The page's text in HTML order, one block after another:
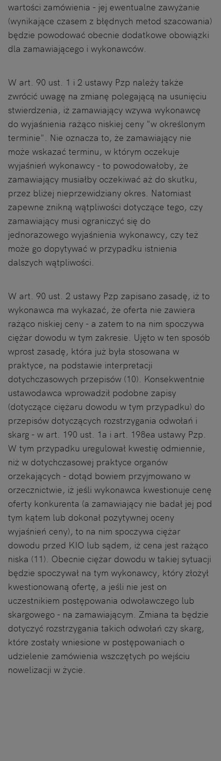
wartości zamówienia - jej ewentualne zawyżanie
(wynikające czasem z błędnych metod szacowania)
będzie powodować obecnie dodatkowe obowiązki
dla zamawiającego i wykonawców.
W art. 90 ust. 1 i 2 ustawy Pzp należy także
zwrócić uwagę na zmianę polegającą na usunięciu
stwierdzenia, iż zamawiający wzywa wykonawcę
do wyjaśnienia rażąco niskiej ceny "w określonym
terminie". Nie oznacza to, że zamawiający nie
może wskazać terminu, w którym oczekuje
wyjaśnień wykonawcy - to powodowałoby, że
zamawiający musiałby oczekiwać aż do skutku,
przez bliżej nieprzewidziany okres. Natomiast
zapewne znikną wątpliwości dotyczące tego, czy
zamawiający musi ograniczyć się do
jednorazowego wyjaśnienia wykonawcy, czy też
może go dopytywać w przypadku istnienia
dalszych wątpliwości.
W art. 90 ust. 2 ustawy Pzp zapisano zasadę, iż to
wykonawca ma wykazać, że oferta nie zawiera
rażąco niskiej ceny - a zatem to na nim spoczywa
ciężar dowodu w tym zakresie. Ujęto w ten sposób
wprost zasadę, która już była stosowana w
praktyce, na podstawie interpretacji
dotychczasowych przepisów (10). Konsekwentnie
ustawodawca wprowadził podobne zapisy
(dotyczące ciężaru dowodu w tym przypadku) do
przepisów dotyczących rozstrzygania odwołań i
skarg - w art. 190 ust. 1a i art. 198ea ustawy Pzp.
W tym przypadku uregulował kwestię odmiennie,
niż w dotychczasowej praktyce organów
orzekających - dotąd bowiem przyjmowano w
orzecznictwie, iż jeśli wykonawca kwestionuje cenę
oferty konkurenta (a zamawiający nie badał jej pod
tym kątem lub dokonał pozytywnej oceny
wyjaśnień ceny), to na nim spoczywa ciężar
dowodu przed KIO lub sądem, iż cena jest rażąco
niska (11). Obecnie ciężar dowodu w takiej sytuacji
będzie spoczywał na tym wykonawcy, który złożył
kwestionowaną ofertę, a jeśli nie jest on
uczestnikiem postępowania odwoławczego lub
skargowego - na zamawiającym. Zmiana ta będzie
dotyczyć rozstrzygania takich odwołań czy skarg,
które zostały wniesione w postępowaniach o
udzielenie zamówienia wszczętych po wejściu
nowelizacji w życie.